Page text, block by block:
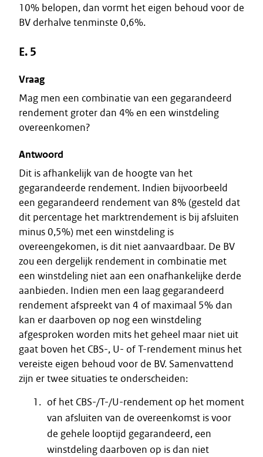
10% belopen, dan vormt het eigen behoud voor de
BV derhalve tenminste 0,6%.
E. 5
Vraag
Mag men een combinatie van een gegarandeerd
rendement groter dan 4% en een winstdeling
overeenkomen?
Antwoord
Dit is afhankelijk van de hoogte van het
gegarandeerde rendement. Indien bijvoorbeeld
een gegarandeerd rendement van 8% (gesteld dat
dit percentage het marktrendement is bij afsluiten
minus 0,5%) met een winstdeling is
overeengekomen, is dit niet aanvaardbaar. De BV
zou een dergelijk rendement in combinatie met
een winstdeling niet aan een onafhankelijke derde
aanbieden. Indien men een laag gegarandeerd
rendement afspreekt van 4 of maximaal 5% dan
kan er daarboven op nog een winstdeling
afgesproken worden mits het geheel maar niet uit
gaat boven het CBS-, U- of T-rendement minus het
vereiste eigen behoud voor de BV. Samenvattend
zijn er twee situaties te onderscheiden:
of het CBS-/T-/U-rendement op het moment
van afsluiten van de overeenkomst is voor
de gehele looptijd gegarandeerd, een
winstdeling daarboven op is dan niet